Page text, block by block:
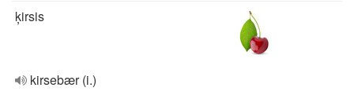
ķirsis
kirsebær (i.)